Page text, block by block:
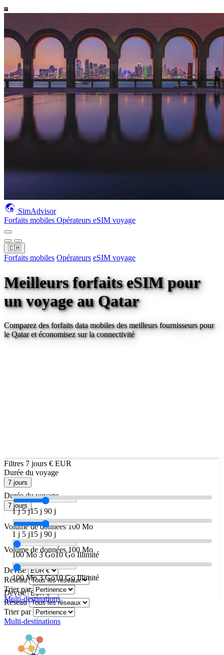
SimAdvisor
Forfaits mobiles Opérateurs eSIM voyage
🇨🇭
Forfaits mobiles Opérateurs eSIM voyage
Meilleurs forfaits eSIM pour
un voyageau Qatar
Comparez des forfaits data mobiles des meilleurs fournisseurs pour
le Qataret économisez sur la connectivité
Filtres 7 jours € EUR
Durée du voyage
7 jours
1 j 5 j15 j 90 j
Volume de données 100 Mo
100 Mo 3 Go10 Go Illimité
Devise
Réseau
Trier par
Multi-destinations
Durée du voyage
7 jours
1 j 5 j15 j 90 j
Volume de données 100 Mo
100 Mo 3 Go10 Go Illimité
Devise
Réseau
Trier par
Multi-destinations